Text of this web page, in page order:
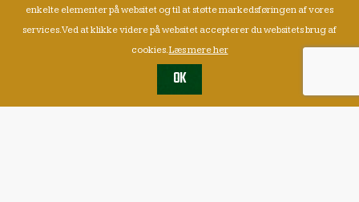
enkelte elementer på websitet og til at støtte markedsføringen af vores
services. Ved at klikke videre på websitet accepterer du websitets brug af
cookies.Læs mere her
OK